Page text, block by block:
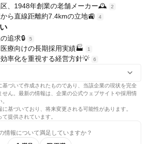
、1948年創業の老舗メーカー🕰️ 2
ら直線距離約7.4kmの立地🚉 4
追求🔒 5
療向けの長期採用実績🏭 1
率化を重視する経営方針💡 6
基づいて作成されたものであり、当該企業の現状を完全
せん。最新の情報は、企業の公式ウェブサイトや採用情
基づいており、将来変更される可能性があります。
提供されています。
情報について満足していますか？